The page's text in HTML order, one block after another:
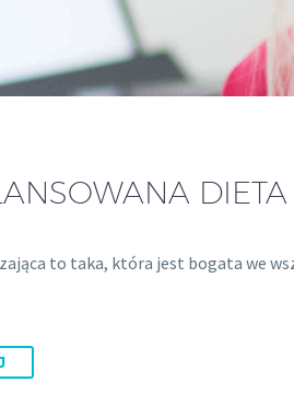
to taka, która jest bogata we